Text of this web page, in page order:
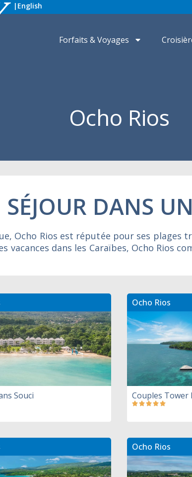
| English
Forfaits & Voyages
Ocho Rios
DANS
Ocho Rios est réputée pour ses plages
vacances dans les Caraïbes, Ocho Rios
Souci
Ocho Rios
Couples Tower
Ocho Rios